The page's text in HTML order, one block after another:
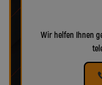
Wir helfen Ihnen